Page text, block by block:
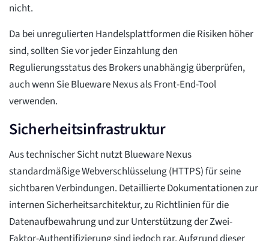
nicht.
Da bei unregulierten Handelsplattformen die Risiken höher
sind, sollten Sie vor jeder Einzahlung den
Regulierungsstatus des Brokers unabhängig überprüfen,
auch wenn Sie Blueware Nexus als Front-End-Tool
verwenden.
Sicherheitsinfrastruktur
Aus technischer Sicht nutzt Blueware Nexus
standardmäßige Webverschlüsselung (HTTPS) für seine
sichtbaren Verbindungen. Detaillierte Dokumentationen zur
internen Sicherheitsarchitektur, zu Richtlinien für die
Datenaufbewahrung und zur Unterstützung der Zwei-